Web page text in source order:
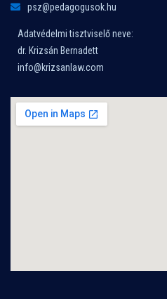
psz@pedagogusok.hu
Adatvédelmi tisztviselő neve:
dr. Krizsán Bernadett
info@krizsanlaw.com